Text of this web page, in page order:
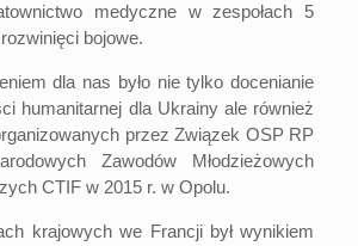
medyczne w zespołach 5
bojowe.
dla nas było nie tylko docenianie
humanitarnej dla Ukrainy ale również
przez Związek OSP RP
Zawodów Młodzieżowych
CTIF w 2015 r. w Opolu.
krajowych we Francji był wynikiem